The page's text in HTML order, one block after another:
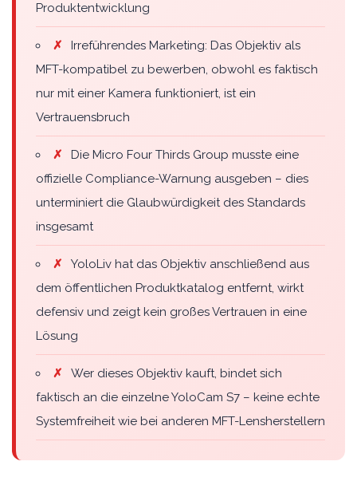
Produktentwicklung
✗
Irreführendes Marketing: Das Objektiv als
MFT-kompatibel zu bewerben, obwohl es faktisch
nur mit einer Kamera funktioniert, ist ein
Vertrauensbruch
✗
Die Micro Four Thirds Group musste eine
offizielle Compliance-Warnung ausgeben – dies
unterminiert die Glaubwürdigkeit des Standards
insgesamt
✗
YoloLiv hat das Objektiv anschließend aus
dem öffentlichen Produktkatalog entfernt, wirkt
defensiv und zeigt kein großes Vertrauen in eine
Lösung
✗
Wer dieses Objektiv kauft, bindet sich
faktisch an die einzelne YoloCam S7 – keine echte
Systemfreiheit wie bei anderen MFT-Lensherstellern